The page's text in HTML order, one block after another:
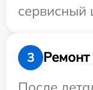
сервисный
3
Ремонт